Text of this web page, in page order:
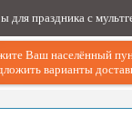
для праздника с
Ваш населённый
варианты